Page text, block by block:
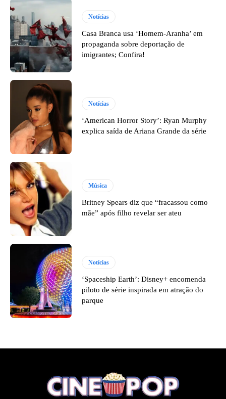
Notícias
Casa Branca usa ‘Homem-Aranha’ em
propaganda sobre deportação de
imigrantes; Confira!
Notícias
‘American Horror Story’: Ryan Murphy
explica saída de Ariana Grande da série
Música
Britney Spears diz que “fracassou como
mãe” após filho revelar ser ateu
Notícias
‘Spaceship Earth’: Disney+ encomenda
piloto de série inspirada em atração do
parque